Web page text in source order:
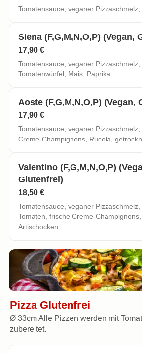
Tomatensauce, veganer Pizzaschmelz,
Siena (f,g,m,n,o,p) (vegan,
17,90 €
Tomatensauce, veganer Pizzaschmelz,
Tomatenwürfel, Mais, Paprika
Aoste (f,g,m,n,o,p) (vegan,
17,90 €
Tomatensauce, veganer Pizzaschmelz,
Creme-Champignons, Rucola,
Valentino (f,g,m,n,o,p)
Glutenfrei)
18,50 €
Tomatensauce, veganer Pizzaschmelz,
Tomaten, frische Creme-Champignons,
Artischocken
Pizza Glutenfrei
Ø 33cm Alle Pizzen werden mit
zubereitet.